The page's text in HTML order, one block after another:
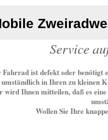
auf
ist defekt oder benötigt
umständlich in Ihren zu kleinen
Ihnen mitteilen, daß es
Wollen Sie Ihre